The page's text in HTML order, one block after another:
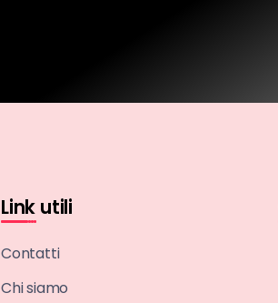
Link utili
Contatti
Chi siamo